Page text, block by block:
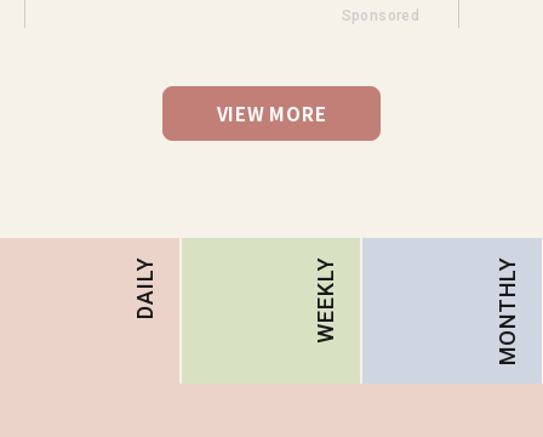
Sponsored
VIEW MORE
DAILY WEEKLY MONTHLY